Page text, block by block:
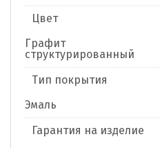
Цвет
Графит
структурированный
Тип покрытия
Эмаль
Гарантия на изделие